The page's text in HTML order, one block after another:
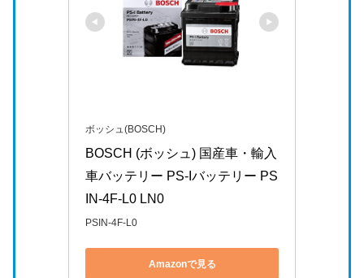
ボッシュ(BOSCH)
BOSCH (ボッシュ) 国産車・輸入
車バッテリー PS-Iバッテリー PS
IN-4F-L0 LN0
PSIN-4F-L0
Amazonで見る